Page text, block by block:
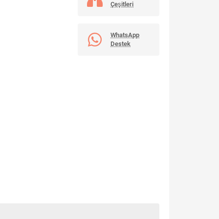
Çeşitleri
WhatsApp
Destek